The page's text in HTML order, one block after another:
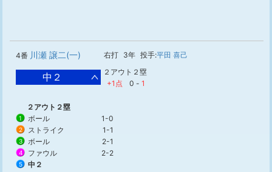
4番 川瀬 譲二(一) 右打 3年 投手:平田 喜己
中２
２アウト２塁
+1点
0 - 1
２アウト２塁
1 ボール 1-0
2 ストライク 1-1
3 ボール 2-1
4 ファウル 2-2
5
中２